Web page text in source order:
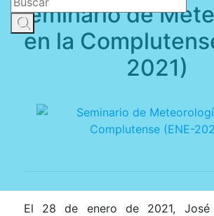
Seminario de
en la
2021)
El 28 de enero de 2021, José